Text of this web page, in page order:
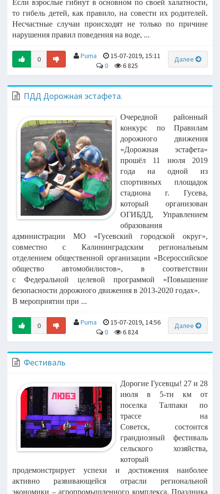
Если взрослые гибнут в основном по своей халатности,
то гибель детей, как правило, на совести их родителей.
Несчастные случаи происходят не только по причине
нарушения правил поведения на воде, ...
0 Далее
Puma
15-07-2019, 15:11
0
6 825
ПДД Дорожная эстафета.
Очередной районный
конкурс по Правилам
дорожного движения
«Дорожная эстафета»
прошёл 11 июля 2019
года на одной из
спортивных площадок
стадиона г. Гусева,
который организован
ОГИБДД, Управлением
образования
администрации МО «Гусевский городской округ»,
совместно с Калининградским региональным
отделением общественной организации «Всероссийское
общество автомобилистов», в соответствии
сФедеральной целевой программой «Повышение
безопасности дорожного движения в 2013-2020 годах».
В мероприятии при ...
0 Далее
Puma
15-07-2019, 14:56
0
6 824
Фестиваль
Дорогие Гусевцы! 27 и 28
июля в 5-ти км от
поселка Талпаки по
трассе на
Советск, состоится
грандиозный фестиваль
сельского хозяйства,
который
продемонстрирует успехи и достижения наиболее
активно развивающейся отрасли региональной
экономики – агропромышленного комплекса. Праздника